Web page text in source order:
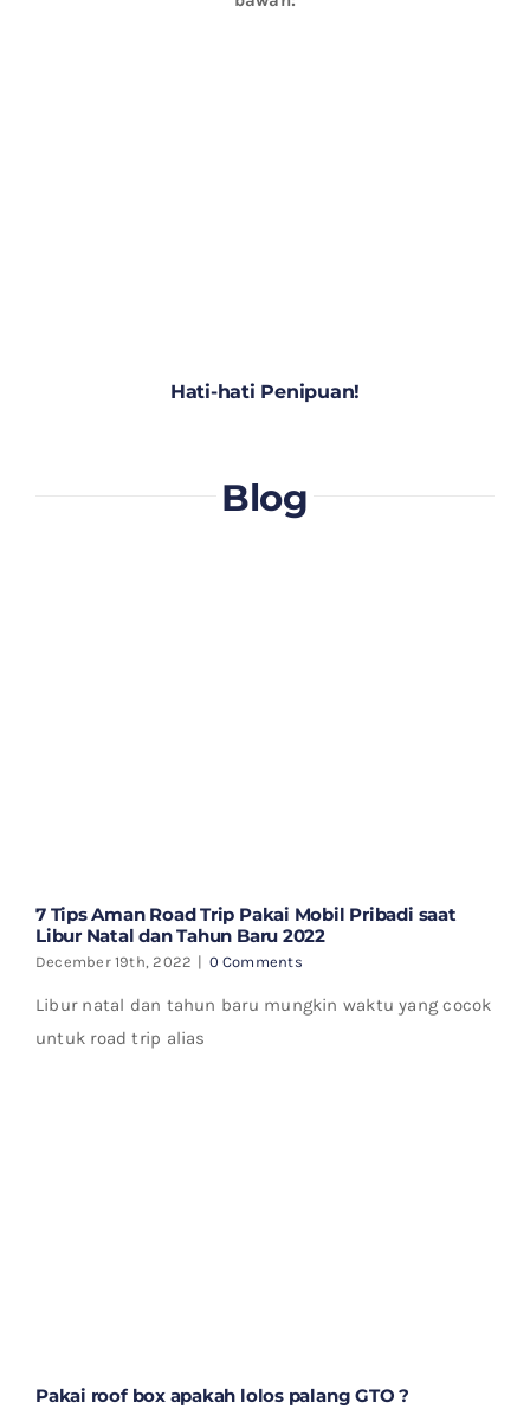
Hati-hati Penipuan!
Blog
7 Tips Aman Road Trip Pakai Mobil Pribadi saat
Libur Natal dan Tahun Baru 2022
December 19th, 2022 | 0 Comments
Libur natal dan tahun baru mungkin waktu yang cocok
untuk road trip alias
Pakai roof box apakah lolos palang GTO ?